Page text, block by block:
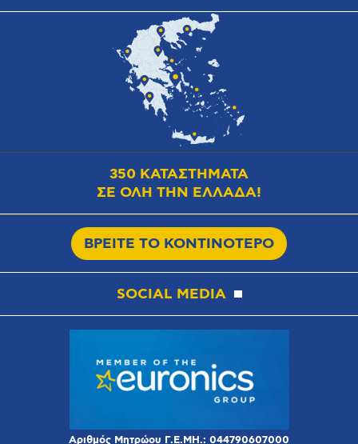
350 ΚΑΤΑΣΤΗΜΑΤΑ
ΣΕ ΟΛΗ ΤΗΝ ΕΛΛΑΔΑ!
ΒΡΕΙΤΕ ΤΟ ΚΟΝΤΙΝΟΤΕΡΟ
SOCIAL MEDIA